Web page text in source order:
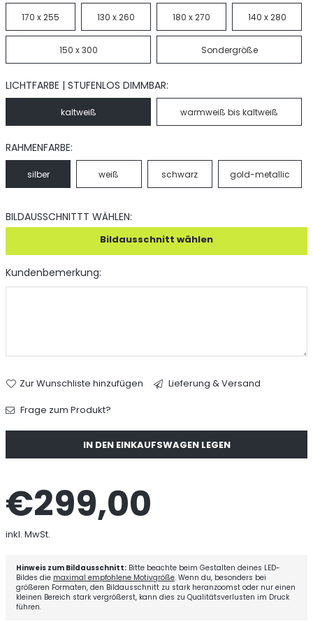
170 x 255 130 x 260 180 x 270 140 x 280
150 x 300 Sondergröße
LICHTFARBE | STUFENLOS DIMMBAR:
kaltweiß warmweiß bis kaltweiß
RAHMENFARBE:
silber weiß schwarz gold-metallic
BILDAUSSCHNITTT WÄHLEN:
Bildausschnitt wählen
Kundenbemerkung:
Zur Wunschliste hinzufügen
Lieferung & Versand
Frage zum Produkt?
IN DEN EINKAUFSWAGEN LEGEN
Normaler
€299,00
inkl. MwSt.
Hinweis zum Bildausschnitt: Bitte beachte beim Gestalten deines LED-
Bildes die maximal empfohlene Motivgröße. Wenn du, besonders bei
größeren Formaten, den Bildausschnitt zu stark heranzoomst oder nur einen
kleinen Bereich stark vergrößerst, kann dies zu Qualitätsverlusten im Druck
führen.